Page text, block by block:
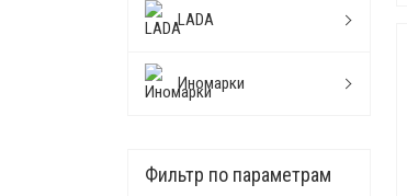
LADA
Иномарки
Фильтр по параметрам